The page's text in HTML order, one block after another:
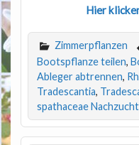
Hier
Zimmerpflanzen
Bootspflanze teilen,
Ableger abtrennen,
Tradescantia,
spathaceae Nachzucht